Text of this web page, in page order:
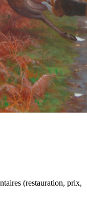
(restauration, prix,